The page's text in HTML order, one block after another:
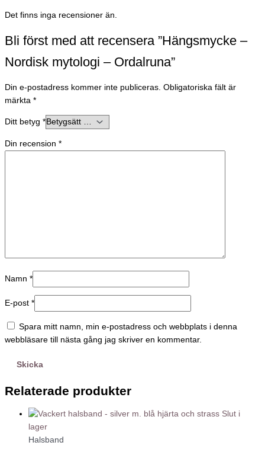
Det finns inga recensioner än.
Bli först med att recensera ”Hängsmycke –
Nordisk mytologi – Ordalruna”
Din e-postadress kommer inte publiceras. Obligatoriska fält är
märkta *
Ditt betyg *
Din recension *
Namn *
E-post *
Spara mitt namn, min e-postadress och webbplats i denna
webbläsare till nästa gång jag skriver en kommentar.
Relaterade produkter
Slut i
lager
Halsband